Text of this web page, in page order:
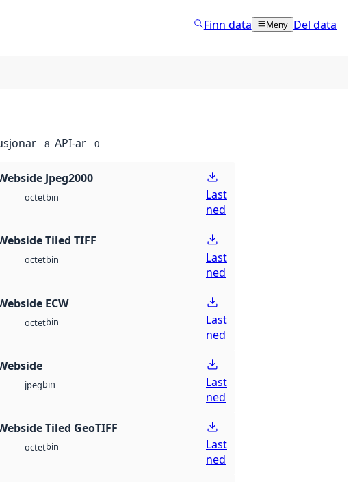
Finn data Meny Del data
8 API-ar 0
Jpeg2000
octetbin
Last
ned
Tiled TIFF
octetbin
Last
ned
ECW
octetbin
Last
ned
jpegbin
Last
ned
Tiled GeoTIFF
octetbin
Last
ned